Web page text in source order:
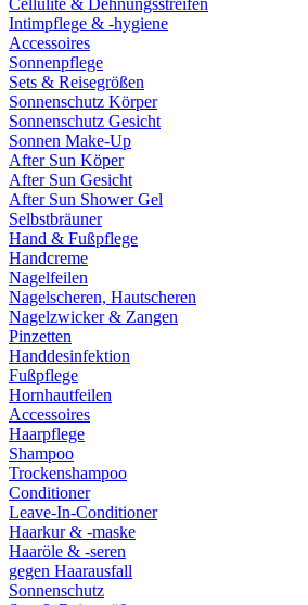
Cellulite & Dehnungsstreifen
Intimpflege & -hygiene
Accessoires
Sonnenpflege
Sets & Reisegrößen
Sonnenschutz Körper
Sonnenschutz Gesicht
Sonnen Make-Up
After Sun Köper
After Sun Gesicht
After Sun Shower Gel
Selbstbräuner
Hand & Fußpflege
Handcreme
Nagelfeilen
Nagelscheren, Hautscheren
Nagelzwicker & Zangen
Pinzetten
Handdesinfektion
Fußpflege
Hornhautfeilen
Accessoires
Haarpflege
Shampoo
Trockenshampoo
Conditioner
Leave-In-Conditioner
Haarkur & -maske
Haaröle & -seren
gegen Haarausfall
Sonnenschutz